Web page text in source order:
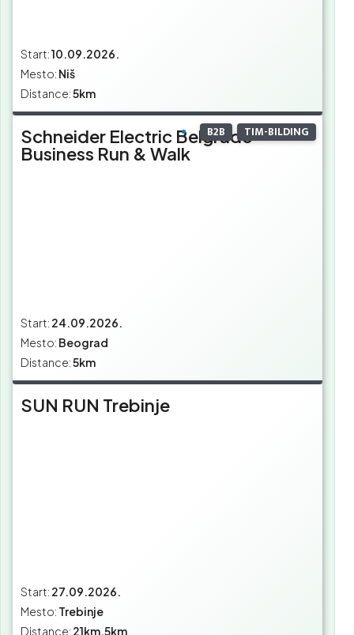
Start:10.09.2026.
Mesto: Niš
Distance:5km
B2B TIM-BILDING
Schneider Electric Belgrade
Business Run & Walk
Start: 24.09.2026.
Mesto: Beograd
Distance:5km
SUN RUN Trebinje
Start: 27.09.2026.
Mesto: Trebinje
Distance: 21km,5km